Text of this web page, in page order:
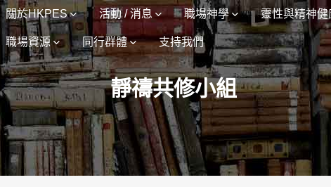
關於HKPES 活動 / 消息 職場神學 靈性與精神健
職場資源 同行群體 支持我們
靜禱共修小組